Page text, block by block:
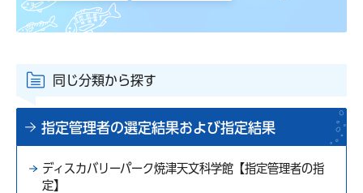
同じ分類から探す
指定管理者の選定結果および指定結果
ディスカバリーパーク焼津天文科学館【指定管理者の指
定】